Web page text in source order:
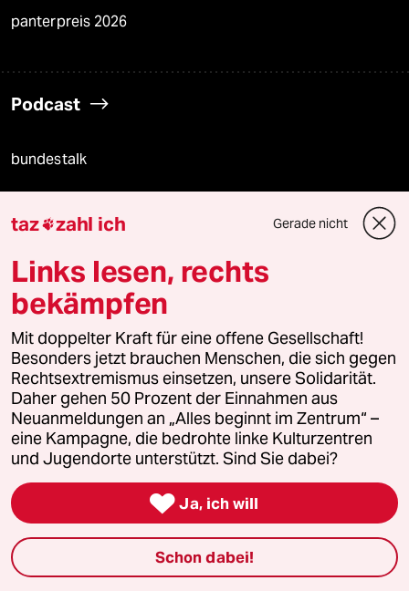
panterpreis 2026
Podcast
bundestalk
Mauerecho
Freie Rede
reingehen
Newsletter
team zukunft
taz frisch
taz zahl ich Gerade nicht
Links lesen, rechts
bekämpfen
Mit doppelter Kraft für eine offene Gesellschaft!
Besonders jetzt brauchen Menschen, die sich gegen
Rechtsextremismus einsetzen, unsere Solidarität.
Daher gehen 50 Prozent der Einnahmen aus
Neuanmeldungen an „Alles beginnt im Zentrum“ –
eine Kampagne, die bedrohte linke Kulturzentren
und Jugendorte unterstützt. Sind Sie dabei?
 Ja, ich will
Schon dabei!